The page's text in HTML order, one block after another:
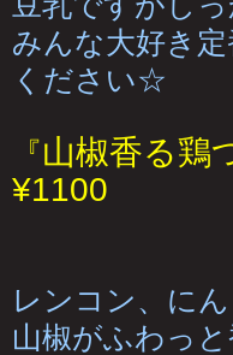
みんな大好き
ください☆
『山椒香る鶏
¥1100
レンコン、に
山椒がふわっ